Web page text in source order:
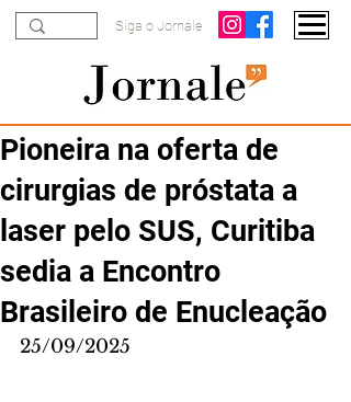
Siga o Jornale
Pioneira na oferta de
cirurgias de próstata a
laser pelo SUS, Curitiba
sedia a Encontro
Brasileiro de Enucleação
25/09/2025